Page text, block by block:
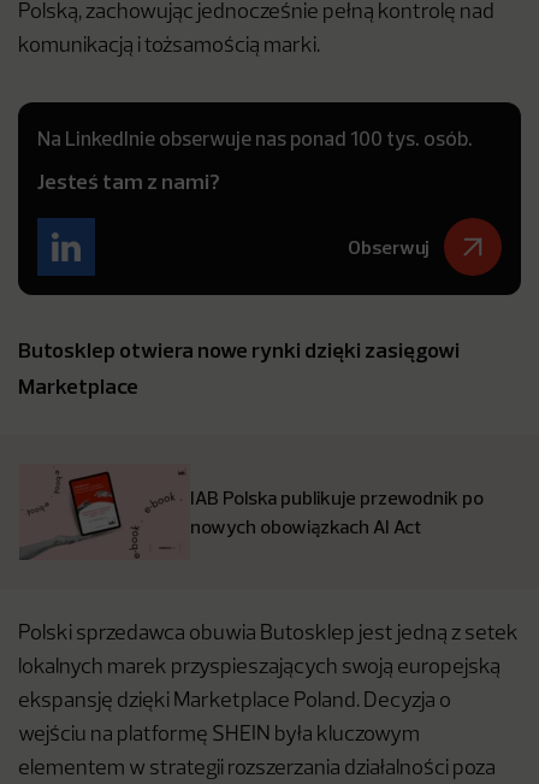
Polską, zachowując jednocześnie pełną kontrolę nad
komunikacją i tożsamością marki.
Na LinkedInie obserwuje nas ponad 100 tys. osób.
Jesteś tam z nami?
Obserwuj
Butosklep otwiera nowe rynki dzięki zasięgowi
Marketplace
IAB Polska publikuje przewodnik po
nowych obowiązkach AI Act
Polski sprzedawca obuwia Butosklep jest jedną z setek
lokalnych marek przyspieszających swoją europejską
ekspansję dzięki Marketplace Poland. Decyzja o
wejściu na platformę SHEIN była kluczowym
elementem w strategii rozszerzania działalności poza